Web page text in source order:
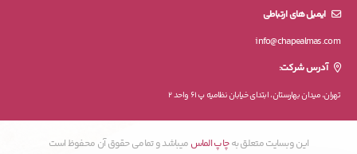
ایمیل های ارتباطی
info@chapealmas.com
آدرس شرکت:
تهران، میدان بهارستان، ابتدای خیابان نظامیه پ 61 واحد 2
این وبسایت متعلق بهچاپ الماس میباشد و تمامی حقوق آن محفوظ است